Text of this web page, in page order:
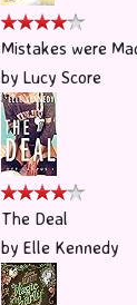
Mistakes were
by Lucy Score
The Deal
by Elle Kennedy